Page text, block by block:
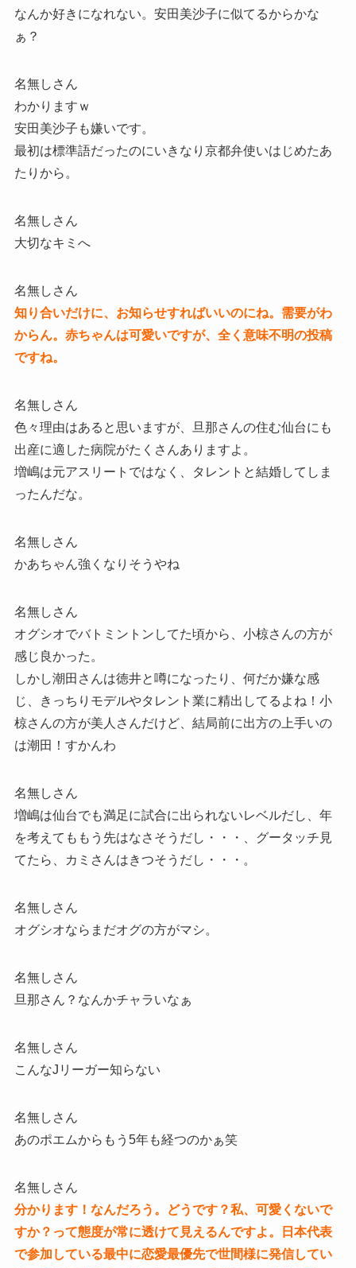
なんか好きになれない。安田美沙子に似てるからかな
ぁ？
名無しさん
わかりますｗ
安田美沙子も嫌いです。
最初は標準語だったのにいきなり京都弁使いはじめたあ
たりから。
名無しさん
大切なキミへ
名無しさん
知り合いだけに、お知らせすればいいのにね。需要がわ
からん。赤ちゃんは可愛いですが、全く意味不明の投稿
ですね。
名無しさん
色々理由はあると思いますが、旦那さんの住む仙台にも
出産に適した病院がたくさんありますよ。
増嶋は元アスリートではなく、タレントと結婚してしま
ったんだな。
名無しさん
かあちゃん強くなりそうやね
名無しさん
オグシオでバトミントンしてた頃から、小椋さんの方が
感じ良かった。
しかし潮田さんは徳井と噂になったり、何だか嫌な感
じ、きっちりモデルやタレント業に精出してるよね！小
椋さんの方が美人さんだけど、結局前に出方の上手いの
は潮田！すかんわ
名無しさん
増嶋は仙台でも満足に試合に出られないレベルだし、年
を考えてももう先はなさそうだし・・・、グータッチ見
てたら、カミさんはきつそうだし・・・。
名無しさん
オグシオならまだオグの方がマシ。
名無しさん
旦那さん？なんかチャラいなぁ
名無しさん
こんなJリーガー知らない
名無しさん
あのポエムからもう5年も経つのかぁ笑
名無しさん
分かります！なんだろう。どうです？私、可愛くないで
すか？って態度が常に透けて見えるんですよ。日本代表
で参加している最中に恋愛最優先で世間様に発信してい